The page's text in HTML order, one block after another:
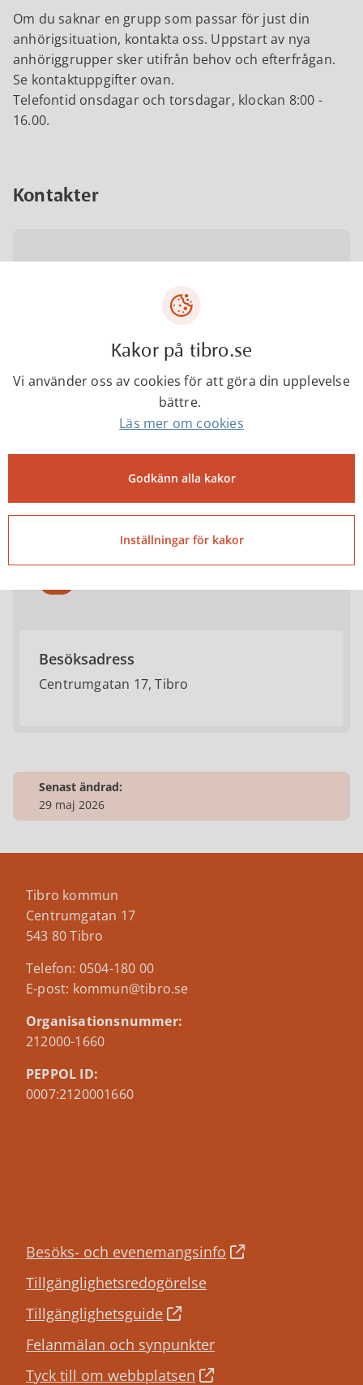
Om du saknar en grupp som passar för just din
anhörigsituation, kontakta oss. Uppstart av nya
anhöriggrupper sker utifrån behov och efterfrågan.
Se kontaktuppgifter ovan.
Telefontid onsdagar och torsdagar, klockan 8:00 -
16.00.
Kontakter
Emelie Larsson
0504-18509
Socialförvaltningen
Besöksadress
Centrumgatan 17, Tibro
Senast ändrad:
29 maj 2026
Tibro kommun
Centrumgatan 17
543 80 Tibro
Telefon: 0504-180 00
E-post: kommun@tibro.se
Organisationsnummer:
212000-1660
PEPPOL ID:
0007:2120001660
Besöks- och evenemangsinfo
Tillgänglighetsredogörelse
Tillgänglighetsguide
Felanmälan och synpunkter
Tyck till om webbplatsen
Kakor på tibro.se
Vi använder oss av cookies för att göra din upplevelse
bättre.
Läs mer om cookies
Godkänn alla kakor
Inställningar för kakor